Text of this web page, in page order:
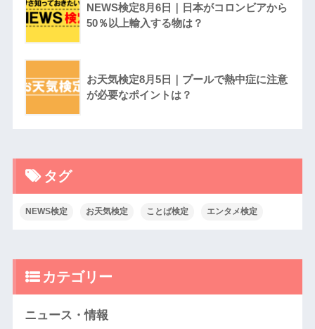
NEWS検定8月6日｜日本がコロンビアから
50％以上輸入する物は？
お天気検定8月5日｜プールで熱中症に注意
が必要なポイントは？
タグ
NEWS検定 お天気検定 ことば検定 エンタメ検定
カテゴリー
ニュース・情報